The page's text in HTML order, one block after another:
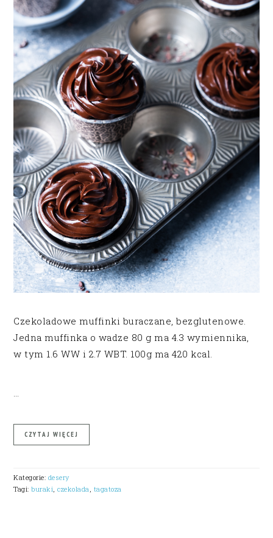
Czekoladowe muffinki buraczane, bezglutenowe.
Jedna muffinka o wadze 80 g ma 4.3 wymiennika,
w tym 1.6 WW i 2.7 WBT. 100g ma 420 kcal.
CZYTAJ WIĘCEJ
Kategorie: desery
Tagi:buraki ,czekolada tagatoza